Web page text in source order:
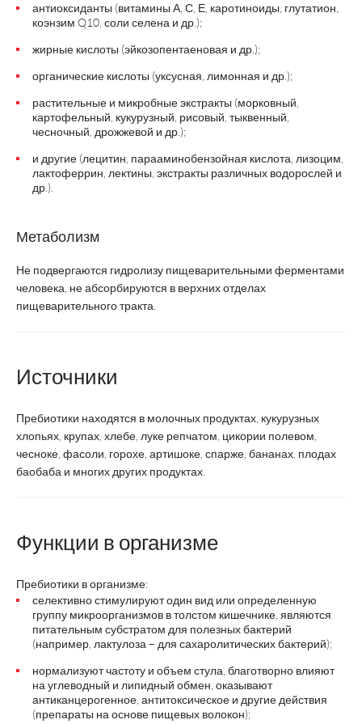
антиоксиданты (витамины А, С, Е, каротиноиды, глутатион,
коэнзим Q10, соли селена и др.);
жирные кислоты (эйкозопентаеновая и др.);
органические кислоты (уксусная, лимонная и др.);
растительные и микробные экстракты (морковный,
картофельный, кукурузный, рисовый, тыквенный,
чесночный, дрожжевой и др.);
и другие (лецитин, парааминобензойная кислота, лизоцим,
лактоферрин, лектины, экстракты различных водорослей и
др.).
Метаболизм
Не подвергаются гидролизу пищеварительными ферментами
человека, не абсорбируются в верхних отделах
пищеварительного тракта.
Источники
Пребиотики находятся в молочных продуктах, кукурузных
хлопьях, крупах, хлебе, луке репчатом, цикории полевом,
чесноке, фасоли, горохе, артишоке, спарже, бананах, плодах
баобаба и многих других продуктах.
Функции в организме
Пребиотики в организме:
селективно стимулируют один вид или определенную
группу микроорганизмов в толстом кишечнике, являются
питательным субстратом для полезных бактерий
(например, лактулоза – для сахаролитических бактерий);
нормализуют частоту и объем стула, благотворно влияют
на углеводный и липидный обмен, оказывают
антиканцерогенное, антитоксическое и другие действия
(препараты на основе пищевых волокон);